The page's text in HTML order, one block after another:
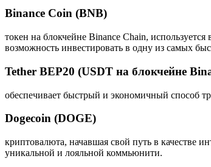
Binance Coin (BNB)
токен на блокчейне Binance Chain,
возможность инвестировать в одну из самых
Tether BEP20 (USDT на блокчейне
обеспечивает быстрый и экономичный способ
Dogecoin (DOGE)
криптовалюта, начавшая свой путь в качестве
уникальной и лояльной коммьюнити.